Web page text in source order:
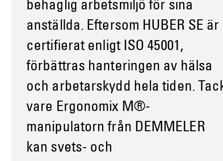
behaglig arbetsmiljö för sina
anställda. Eftersom HUBER SE är
certifierat enligt ISO 45001,
förbättras hanteringen av hälsa
och arbetarskydd hela tiden.
vare Ergonomix M®-
manipulatorn från DEMMELER
kan svets- och